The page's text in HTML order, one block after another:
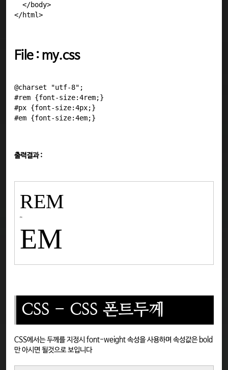
</body>
File : my.css
@charset "utf-8";
#rem {font-size:4rem;}
#px {font-size:4px;}
출력결과 :
REM
PX
EM
CSS - CSS 폰트두께
CSS에서는 두께를 지정시 font-weight 속성을 사용하며 속성값은 bold
만 아시면 될것으로 보입니다